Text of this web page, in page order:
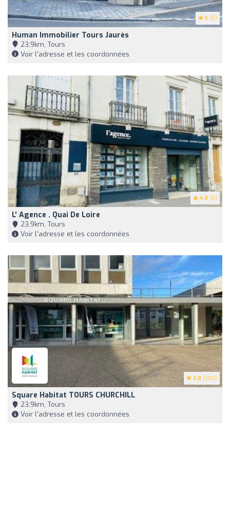
5 (5)
Human Immobilier Tours Jaurès
23,9km, Tours
Voir l'adresse et les coordonnées
4.8 (5)
L' Agence . Quai De Loire
23,9km, Tours
Voir l'adresse et les coordonnées
3.8 (200)
Square Habitat TOURS CHURCHILL
23,9km, Tours
Voir l'adresse et les coordonnées